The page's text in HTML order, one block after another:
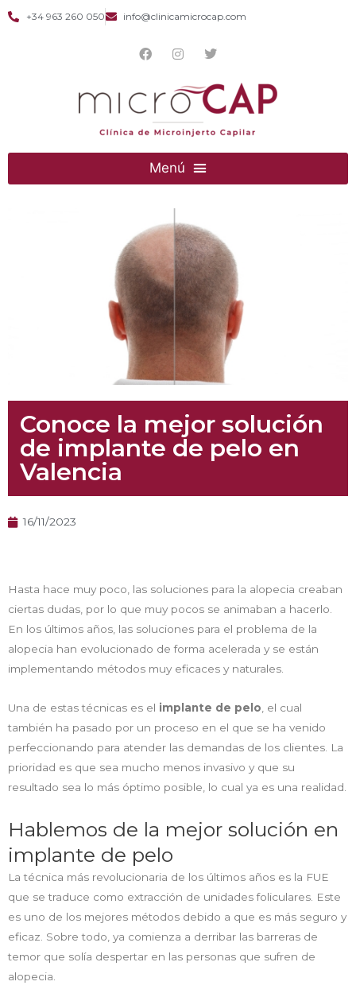
+34 963 260 050 info@clinicamicrocap.com
Conoce la mejor solución
de implante de pelo en
Valencia
16/11/2023
Hasta hace muy poco, las soluciones para la alopecia creaban
ciertas dudas, por lo que muy pocos se animaban a hacerlo.
En los últimos años, las soluciones para el problema de la
alopecia han evolucionado de forma acelerada y se están
implementando métodos muy eficaces y naturales.
Una de estas técnicas es el implante de pelo, el cual
también ha pasado por un proceso en el que se ha venido
perfeccionando para atender las demandas de los clientes. La
prioridad es que sea mucho menos invasivo y que su
resultado sea lo más óptimo posible, lo cual ya es una realidad.
Hablemos de la mejor solución en
implante de pelo
La técnica más revolucionaria de los últimos años es la FUE
que se traduce como extracción de unidades foliculares. Este
es uno de los mejores métodos debido a que es más seguro y
eficaz. Sobre todo, ya comienza a derribar las barreras de
temor que solía despertar en las personas que sufren de
alopecia.